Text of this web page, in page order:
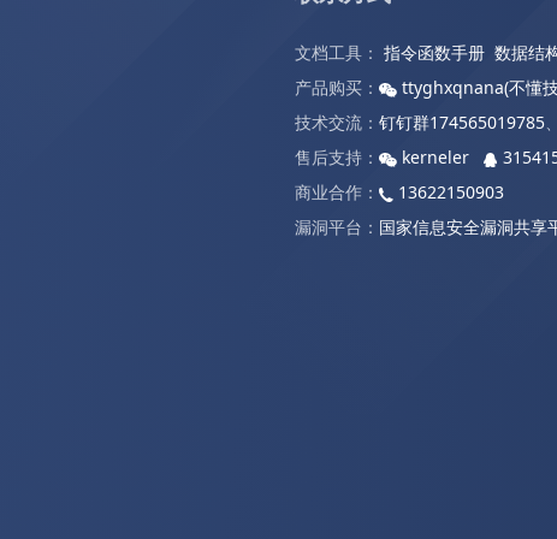
文档工具： 指令函数手册 数据结
产品购买：
ttyghxqnana(不懂
技术交流： 钉钉群174565019785、
售后支持：
kerneler
商业合作：
13622150903
漏洞平台： 国家信息安全漏洞共享